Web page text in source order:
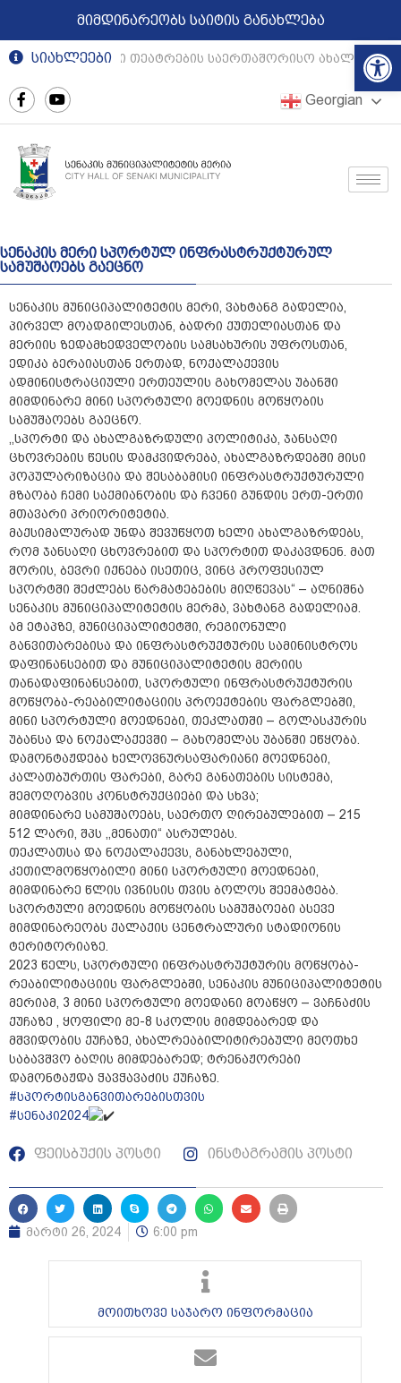
მიმდინარეობს საიტის განახლება
სიახლეები
რეგიონული თეატრების საერთაშორისო
Georgian
სენაკის მერი სპორტულ ინფრასტრუქტურულ
სამუშაოებს გაეცნო
სენაკის მუნიციპალიტეტის მერი, ვახტანგ გადელია,
პირველ მოადგილესთან, ბადრი ქუთელიასთან და
მერიის ზედამხედველობის სამსახურის უფროსთან,
ედიკა ბერაიასთან ერთად, ნოქალაქევის
ადმინისტრაციული ერთეულის გახომელას უბანში
მიმდინარე მინი სპორტული მოედნის მოწყობის
სამუშაოებს გაეცნო.
,,სპორტი და ახალგაზრდული პოლიტიკა, ჯანსაღი
ცხოვრების წესის დამკვიდრება, ახალგაზრდებში მისი
პოპულარიზაცია და შესაბამისი ინფრასტრუქტურული
მზაობა ჩემი საქმიანობის და ჩვენი გუნდის ერთ-ერთი
მთავარი პრიორიტეტია.
მაქსიმალურად უნდა შევუწყოთ ხელი ახალგაზრდებს,
რომ ჯანსაღი ცხოვრებით და სპორტით დაკავდნენ. მათ
შორის, ბევრი იქნება ისეთიც, ვინც პროფესიულ
სპორტში შეძლებს წარმატებების მიღწევას“ – აღნიშნა
სენაკის მუნიციპალიტეტის მერმა, ვახტანგ გადელიამ.
ამ ეტაპზე, მუნიციპალიტეტში, რეგიონული
განვითარებისა და ინფრასტრუქტურის სამინისტროს
დაფინანსებით და მუნიციპალიტეტის მერიის
თანადაფინანსებით, სპორტული ინფრასტრუქტურის
მოწყობა-რეაბილიტაციის პროექტების ფარგლებში,
მინი სპორტული მოედნები, თეკლათში – გოლასკურის
უბანსა და ნოქალაქევში – გახომელას უბანში ეწყობა.
დამონტაჟდება ხელოვნურსაფარიანი მოედნები,
კალათბურთის ფარები, გარე განათების სისტემა,
შემოღობვის კონსტრუქციები და სხვა;
მიმდინარე სამუშაოებს, საერთო ღირებულებით – 215
512 ლარი, შპს ,,მენათი“ ასრულებს.
თეკლათსა და ნოქალაქევს, განახლებული,
კეთილმოწყობილი მინი სპორტული მოედნები,
მიმდინარე წლის ივნისის თვის ბოლოს შეემატება.
სპორტული მოედნის მოწყობის სამუშაოები ასევე
მიმდინარეობს ქალაქის ცენტრალური სტადიონის
ტერიტორიაზე.
2023 წელს, სპორტული ინფრასტრუქტურის მოწყობა-
რეაბილიტაციის ფარგლებში, სენაკის მუნიციპალიტეტის
მერიამ, 3 მინი სპორტული მოედანი მოაწყო – ვაჩნაძის
ქუჩაზე , ყოფილი მე-8 სკოლის მიმდებარედ და
მშვიდობის ქუჩაზე, ახალრეაბილიტირებული მეოთხე
საბავშვო ბაღის მიმდებარედ; ტრენაჟორები
დამონტაჟდა ჭავჭავაძის ქუჩაზე.
#სპორტისგანვითარებისთვის
#სენაკი2024
ფეისბუქის პოსტი ინსტაგრამის პოსტი
მარტი 26, 2024 6:00 pm
მოითხოვე საჯარო ინფორმაცია